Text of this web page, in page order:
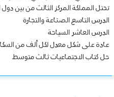
تحتل المملكة المركز الثالث من بين
الدرس التاسع الصناعة والتجارة
الدرس العاشر السياحة
عادة على شكل معدل لكل ألف من
حل كتاب الاجتماعيات ثالث متوسط